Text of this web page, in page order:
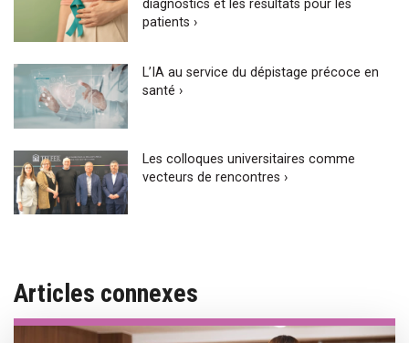
diagnostics et les résultats pour les
patients ›
L’IA au service du dépistage précoce en
santé ›
Les colloques universitaires comme
vecteurs de rencontres ›
Articles connexes